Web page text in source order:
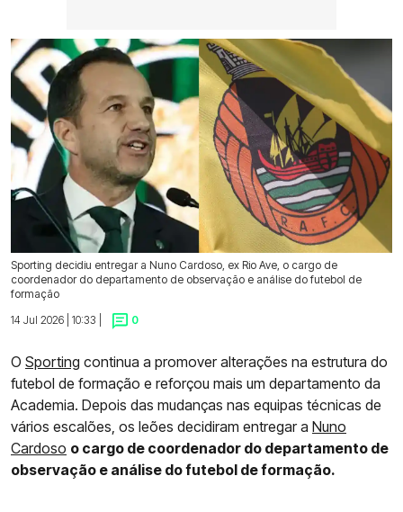
Sporting decidiu entregar a Nuno Cardoso, ex Rio Ave, o cargo de
coordenador do departamento de observação e análise do futebol de
formação
14 Jul 2026 | 10:33 |
0
O Sporting continua a promover alterações na estrutura do
futebol de formação e reforçou mais um departamento da
Academia. Depois das mudanças nas equipas técnicas de
vários escalões, os leões decidiram entregar a Nuno
Cardoso o cargo de coordenador do departamento de
observação e análise do futebol de formação.